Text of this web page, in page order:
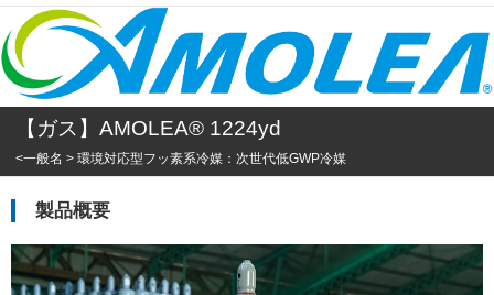
【ガス】AMOLEA® 1224yd
<一般名 > 環境対応型フッ素系冷媒：次世代低GWP冷媒
製品概要